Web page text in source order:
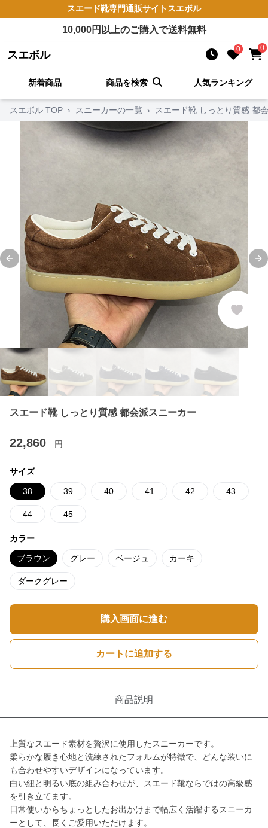
スエード靴専門通販サイト スエボル
10,000円以上のご購入で送料無料
スエボル 0 0
新着商品 商品を検索 人気ランキング
スエボル TOP › スニーカーの一覧 › スエード靴 しっとり質感 都
Previous slide
スエード靴 しっとり質感 都会派スニーカー
22,860 円
サイズ
38 39 40 41 42 43
44 45
カラー
ブラウン グレー ベージュ カーキ
ダークグレー
購入画面に進む
カートに追加する
商品説明
上質なスエード素材を贅沢に使用したスニーカーです。
柔らかな履き心地と洗練されたフォルムが特徴で、どんな装いに
も合わせやすいデザインになっています。
白い紐と明るい底の組み合わせが、スエード靴ならではの高級感
を引き立てます。
日常使いからちょっとしたお出かけまで幅広く活躍するスニーカ
ーとして、長くご愛用いただけます。